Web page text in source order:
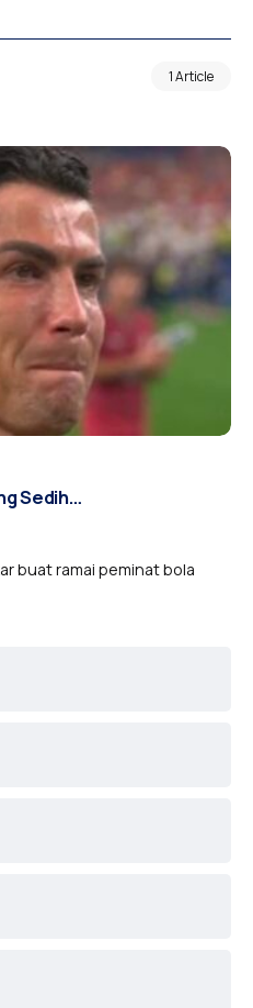
1 Article
Sedih…
buat ramai peminat bola